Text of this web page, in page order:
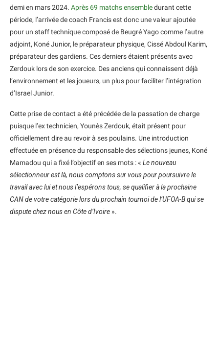
demi en mars 2024. Après 69 matchs ensembledurant cette
période, l’arrivée de coach Francis est donc une valeur ajoutée
pour un staff technique composé de Beugré Yago comme l’autre
adjoint, Koné Junior, le préparateur physique, Cissé Abdoul Karim,
préparateur des gardiens. Ces derniers étaient présents avec
Zerdouk lors de son exercice. Des anciens qui connaissent déjà
l’environnement et les joueurs, un plus pour faciliter l’intégration
d’Israel Junior.
Cette prise de contact a été précédée de la passation de charge
puisque l’ex technicien, Younès Zerdouk, était présent pour
officiellement dire au revoir à ses poulains. Une introduction
effectuée en présence du responsable des sélections jeunes, Koné
Mamadou qui a fixé l’objectif en ses mots : « Le nouveau
sélectionneur est là, nous comptons sur vous pour poursuivre le
travail avec lui et nous l’espérons tous, se qualifier à la prochaine
CAN de votre catégorie lors du prochain tournoi de l’UFOA-B qui se
dispute chez nous en Côte d’Ivoire ».